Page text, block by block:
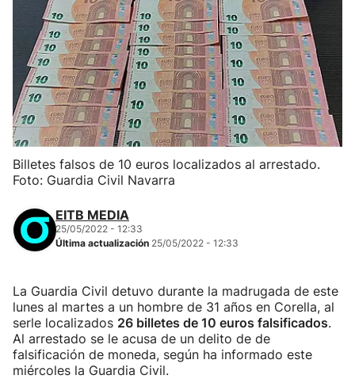
Billetes falsos de 10 euros localizados al arrestado.
Foto: Guardia Civil Navarra
EITB MEDIA
25/05/2022 - 12:33
Última actualización 25/05/2022 - 12:33
La Guardia Civil detuvo durante la madrugada de este
lunes al martes a un hombre de 31 años en Corella, al
serle localizados 26 billetes de 10 euros falsificados.
Al arrestado se le acusa de un delito de de
falsificación de moneda, según ha informado este
miércoles la Guardia Civil.